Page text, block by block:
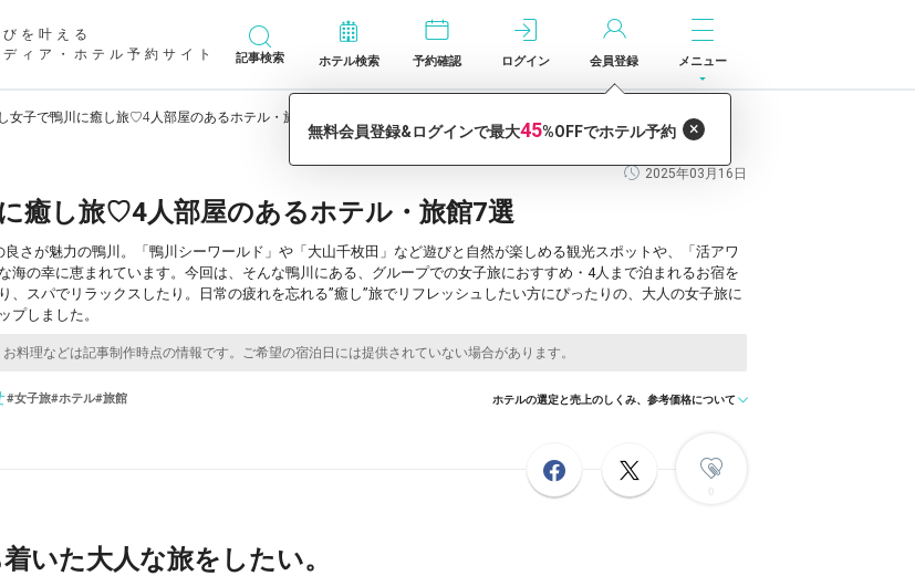
を叶える
ィア・ホテル予約サイト
記事検索 ホテル検索 予約確認 ログイン 会員登録 メニュー
女子で鴨川に癒し旅♡4人部屋のあるホテル・旅館7選
2025年03月16日
癒し旅♡4人部屋のあるホテル・旅館7選
さが魅力の鴨川。「鴨川シーワールド」や「大山千枚田」など遊びと自然が楽しめる観光スポットや、「活アワ
海の幸に恵まれています。今回は、そんな鴨川にある、グループでの女子旅におすすめ・4人まで泊まれるお宿を
、スパでリラックスしたり。日常の疲れを忘れる”癒し”旅でリフレッシュしたい方にぴったりの、大人の女子旅に
プしました。
#女子旅#ホテル#旅館 ホテルの選定と売上のしくみ、参考価格について
いた大人な旅をしたい。